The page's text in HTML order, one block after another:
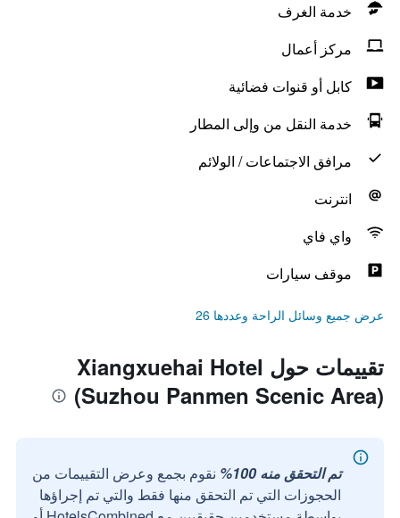
خدمة الغرف
مركز أعمال
كابل أو قنوات فضائية
خدمة النقل من وإلى المطار
مرافق الاجتماعات / الولائم
انترنت
واي فاي
موقف سيارات
عرض جميع وسائل الراحة وعددها 26
تقييمات حول Xiangxuehai Hotel
(Suzhou Panmen Scenic Area)
تم التحقق منه 100%
نقوم بجمع وعرض التقييمات من
الحجوزات التي تم التحقق منها فقط والتي تم إجراؤها